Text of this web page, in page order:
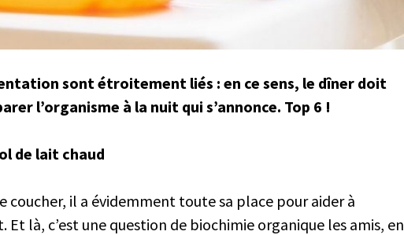
sont étroitement liés : en ce sens, le dîner doit
l’organisme à la nuit qui s’annonce. Top 6 !
de lait chaud
coucher, il a évidemment toute sa place pour aider à
Et là, c’est une question de biochimie organique les amis, en